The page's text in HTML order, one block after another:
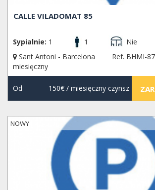
CALLE VILADOMAT 85
Sypialnie: 1 1 Nie
Sant Antoni - Barcelona
Ref. BHMI-
miesięczny
Od 150€/ miesięczny czynsz
NOWY